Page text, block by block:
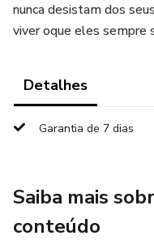
nunca desistam dos
viver oque eles sempre
Detalhes
Garantia de 7 dias
Saiba mais
conteúdo